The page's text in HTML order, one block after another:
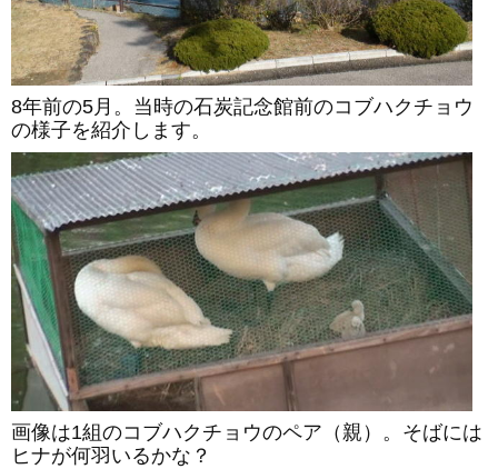
8年前の5月。当時の石炭記念館前のコブハクチョウ
の様子を紹介します。
画像は1組のコブハクチョウのペア（親）。そばには
ヒナが何羽いるかな？